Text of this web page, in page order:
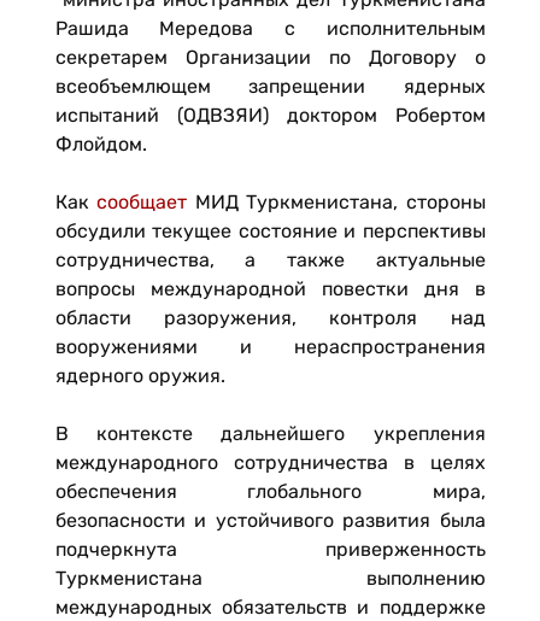
Рашида Мередова с исполнительным
секретарем Организации по Договору о
всеобъемлющем запрещении ядерных
испытаний (ОДВЗЯИ) доктором Робертом
Флойдом.
Как сообщает МИД Туркменистана, стороны
обсудили текущее состояние и перспективы
сотрудничества, а также актуальные
вопросы международной повестки дня в
области разоружения, контроля над
вооружениями и нераспространения
ядерного оружия.
В контексте дальнейшего укрепления
международного сотрудничества в целях
обеспечения глобального мира,
безопасности и устойчивого развития была
подчеркнута приверженность
Туркменистана выполнению
международных обязательств и поддержке